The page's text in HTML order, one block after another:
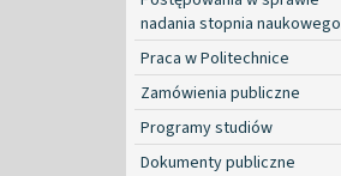
nadania stopnia naukowego
Praca w Politechnice
Zamówienia publiczne
Programy studiów
Dokumenty publiczne